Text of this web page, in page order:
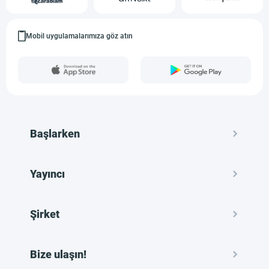
Mobil uygulamalarımıza göz atın
Başlarken
Yayıncı
Şirket
Bize ulaşın!